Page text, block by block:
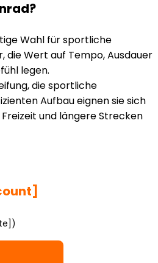
Wahl für sportliche
die Wert auf Tempo, Ausdauer
legen.
die sportliche
Aufbau eignen sie sich
und längere Strecken